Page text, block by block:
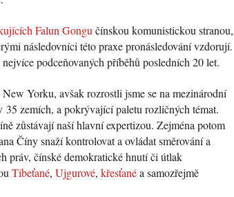
Falun Gongučínskou komunistickou stranou,
následovníci této praxe pronásledování vzdorují.
podceňovaných příběhů posledních 20 let.
Yorku, avšak rozrostli jsme se na mezinárodní
zemích, a pokrývající paletu rozličných témat.
zůstávají naší hlavní expertizou. Zejména potom
Číny snaží kontrolovat a ovládat směrování a
práv, čínské demokratické hnutí či útlak
Tibeťané, Ujgurové, křesťanéa samozřejmě